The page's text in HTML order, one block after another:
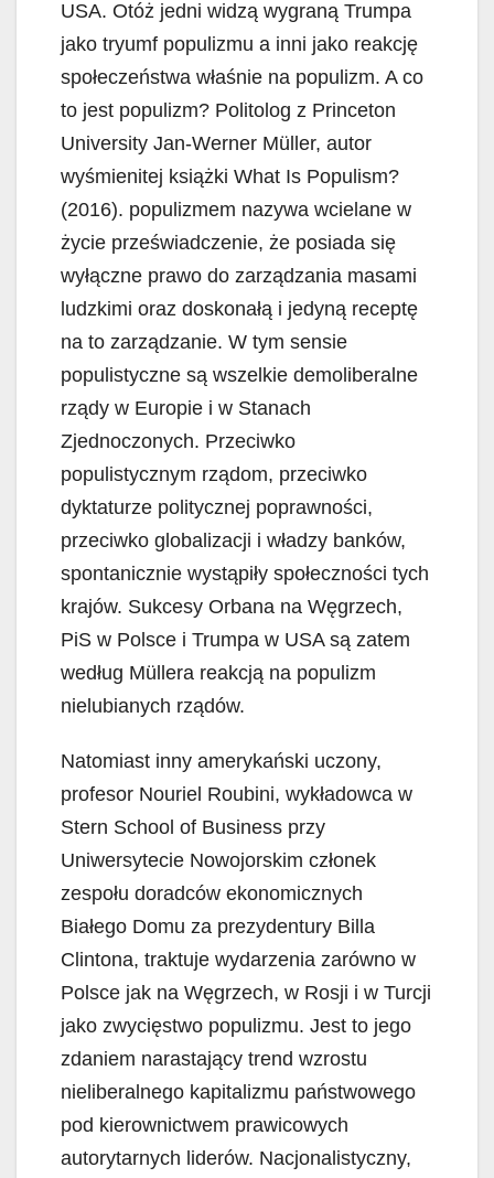
USA. Otóż jedni widzą wygraną Trumpa
jako tryumf populizmu a inni jako reakcję
społeczeństwa właśnie na populizm. A co
to jest populizm? Politolog z Princeton
University Jan-Werner Müller, autor
wyśmienitej książki What Is Populism?
(2016). populizmem nazywa wcielane w
życie przeświadczenie, że posiada się
wyłączne prawo do zarządzania masami
ludzkimi oraz doskonałą i jedyną receptę
na to zarządzanie. W tym sensie
populistyczne są wszelkie demoliberalne
rządy w Europie i w Stanach
Zjednoczonych. Przeciwko
populistycznym rządom, przeciwko
dyktaturze politycznej poprawności,
przeciwko globalizacji i władzy banków,
spontanicznie wystąpiły społeczności tych
krajów. Sukcesy Orbana na Węgrzech,
PiS w Polsce i Trumpa w USA są zatem
według Müllera reakcją na populizm
nielubianych rządów.
Natomiast inny amerykański uczony,
profesor Nouriel Roubini, wykładowca w
Stern School of Business przy
Uniwersytecie Nowojorskim członek
zespołu doradców ekonomicznych
Białego Domu za prezydentury Billa
Clintona, traktuje wydarzenia zarówno w
Polsce jak na Węgrzech, w Rosji i w Turcji
jako zwycięstwo populizmu. Jest to jego
zdaniem narastający trend wzrostu
nieliberalnego kapitalizmu państwowego
pod kierownictwem prawicowych
autorytarnych liderów. Nacjonalistyczny,